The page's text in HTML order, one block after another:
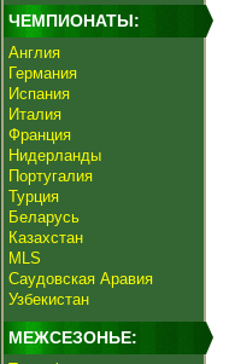
ЧЕМПИОНАТЫ:
Англия
Германия
Испания
Италия
Франция
Нидерланды
Португалия
Турция
Беларусь
Казахстан
MLS
Саудовская Аравия
Узбекистан
МЕЖСЕЗОНЬЕ: